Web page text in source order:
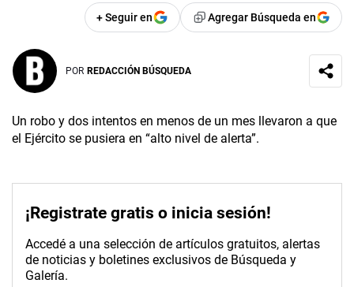
+ Seguir en Agregar Búsqueda en
POR REDACCIÓN BÚSQUEDA
Un robo y dos intentos en menos de un mes llevaron a que
el Ejército se pusiera en “alto nivel de alerta”.
¡Registrate gratis o inicia sesión!
Accedé a una selección de artículos gratuitos, alertas
de noticias y boletines exclusivos de Búsqueda y
Galería.